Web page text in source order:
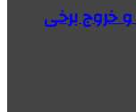
خروج برخی